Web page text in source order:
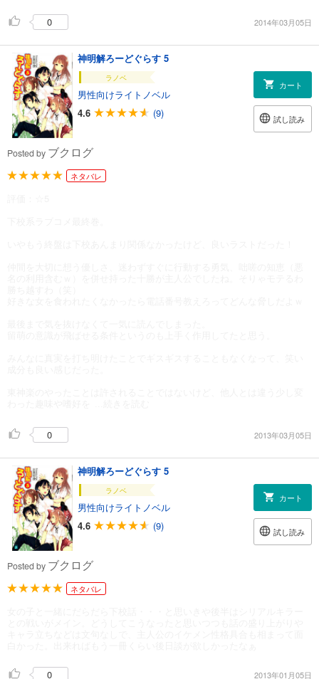
0 2014年03月05日
神明解ろーどぐらす 5
ラノベ
男性向けライトノベル
4.6
(9)
カート
試し読み
Posted by ブクログ
ネタバレ
0 2013年03月05日
神明解ろーどぐらす 5
ラノベ
男性向けライトノベル
4.6
(9)
カート
試し読み
Posted by ブクログ
ネタバレ
0 2013年01月05日